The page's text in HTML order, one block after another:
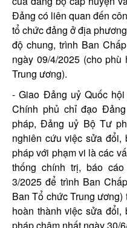
Đảng có liên quan đến
tổ chức đảng ở địa
độ chung, trình Ban
ngày 09/4/2025 (cho
Trung ương).
- Giao Đảng uỷ Quốc
Chính phủ chỉ đạo
pháp, Đảng uỷ Bộ Tư
nghiên cứu việc sửa đổi,
pháp với phạm vi là các
thống chính trị, báo
3/2025 để trình Ban
Ban Tổ chức Trung
hoàn thành việc sửa đổi,